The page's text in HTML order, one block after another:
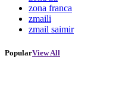
zona franca
zmaili
zmail saimir
PopularView All